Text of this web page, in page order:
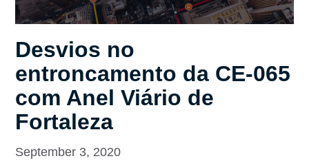
Desvios no
entroncamento da CE-065
com Anel Viário de
Fortaleza
September 3, 2020